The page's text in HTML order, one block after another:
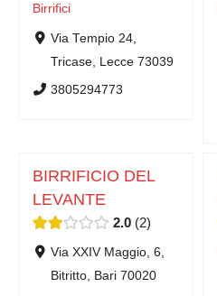
Birrifici
Via Tempio 24,
Tricase, Lecce 73039
3805294773
BIRRIFICIO DEL
LEVANTE
2.0 2
Via XXIV Maggio, 6,
Bitritto, Bari 70020